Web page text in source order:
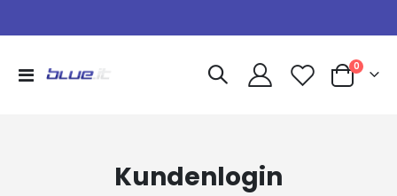
Navigation
Warenkorb
0Artikel
Kundenlogin